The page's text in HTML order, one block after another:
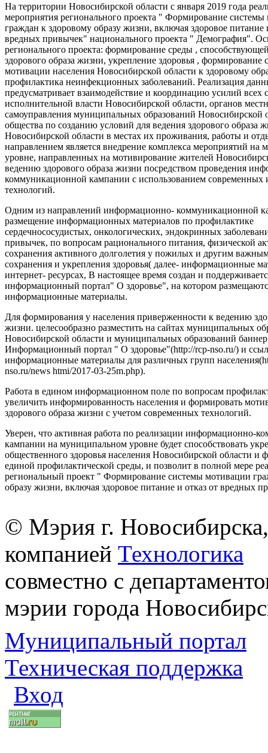
На территории Новосибирской области с января 2019 года
мероприятия регионального проекта " Формирование
граждан к здоровому образу жизни, включая здоровое питание
вредных привычек" национального проекта " Демография".
регионального проекта: формирование среды ,
здорового образа жизни, укрепление здоровья , формирование
мотивации населения Новосибирской области к здоровому
профилактика неинфекционных заболеваний. Реализация
предусматривает взаимодействие и координацию усилий всех
исполнительной власти Новосибирской области, органов
самоуправления муниципальных образований Новосибирской
общества по созданию условий для ведения здорового образа
Новосибирской области в местах их проживания, работы и
направлением является внедрение комплекса мероприятий на
уровне, направленных на мотивирование жителей
ведению здорового образа жизни посредством проведения
коммуникационной кампании с использованием
технологий.
Одним из направлений информационно- коммуникационной
размещение информационных материалов по профилактике
сердечнососудистых, онкологических, эндокринных
привычек, по вопросам рационального питания, физической
сохранения активного долголетия у пожилых и другим
сохранения и укрепления здоровья( далее- информационные
интернет- ресурсах, В настоящее время создан и
информационный портал" О здоровье", на котором
информационные материалы.
Для формирования у населения приверженности к ведению
жизни. целесообразно разместить на сайтах муниципальных
Новосибирской области и муниципальных образований
Информационный портал " О здоровье"(http://rcp-nso.ru/) и
информационные материалы для различных групп
nso.ru/news htmi/2017-03-25m.php).
Работа в едином информационном поле по вопросам
увеличить информированность населения и формировать
здорового образа жизни с учетом современных технологий.
Уверен, что активная работа по реализации информационно-
кампании на муниципальном уровне будет способствовать
общественного здоровья населения Новосибирской области и
единой профилактической среды, и позволит в полной мере
региональный проект " Формирование системы мотивации
образу жизни, включая здоровое питание и отказ от вредных
© Мэрия г.
компанией Технологика
совместно с
мэрии города
Муниципальный портал
Техническая поддержка
Вход